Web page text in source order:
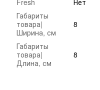
Fresh
Нет
Габариты
товара|
Ширина, см
8
Габариты
товара|
Длина, см
8